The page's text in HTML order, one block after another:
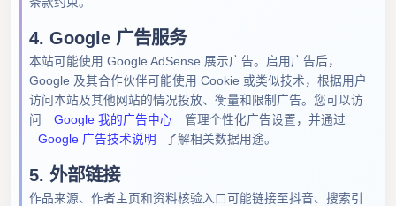
4. Google 广告服务
本站可能使用 Google AdSense 展示广告。启用广告后，
Google 及其合作伙伴可能使用 Cookie 或类似技术，根据用户
访问本站及其他网站的情况投放、衡量和限制广告。您可以访
问
Google 我的广告中心
管理个性化广告设置，并通过
Google 广告技术说明
了解相关数据用途。
5. 外部链接
作品来源、作者主页和资料核验入口可能链接至抖音、搜索引